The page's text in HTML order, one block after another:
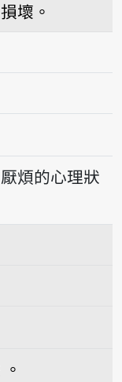
壞。
sim
煩的心理狀